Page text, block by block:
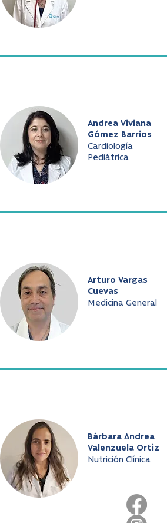
Andrea Viviana
Gómez Barrios
Cardiología
Pediátrica
Arturo Vargas
Cuevas
Medicina General
Bárbara Andrea
Valenzuela Ortiz
Nutrición Clínica